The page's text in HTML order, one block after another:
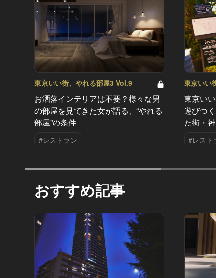
東京いい街、やれる部屋3 Vol.9
お洒落インテリアは不要？様々な男
の部屋を見てきた女が語る、“やれる
部屋”の条件
#レストラン
東京いい
東京い
遊びつ
た街・
#レスト
おすすめ記事